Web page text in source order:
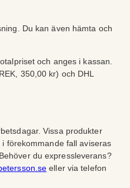
Du kan även hämta och
och anges i kassan.
350,00 kr) och DHL
Vissa produkter
förekommande fall aviseras
du expressleverans?
eller via telefon